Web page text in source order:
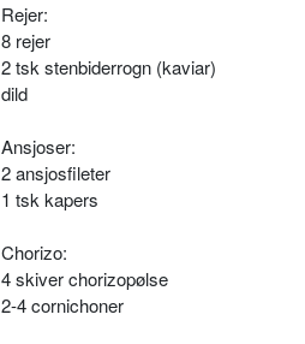
Rejer:
8 rejer
2 tsk stenbiderrogn (kaviar)
dild
Ansjoser:
2 ansjosfileter
1 tsk kapers
Chorizo:
4 skiver chorizopølse
2-4 cornichoner